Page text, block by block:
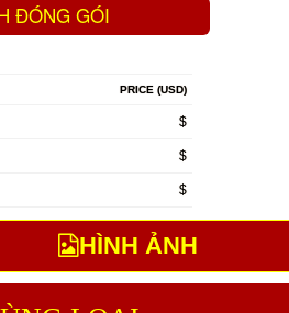
ĐÓNG GÓI
PRICE (USD)
$
$
$
HÌNH ẢNH